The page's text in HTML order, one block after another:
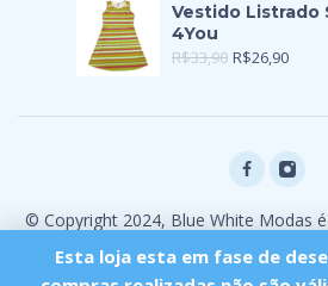
Vestido Listrado
4You
R$33,90 R$26,90
© Copyright 2024, Blue White Modas
Esta loja esta em fase de